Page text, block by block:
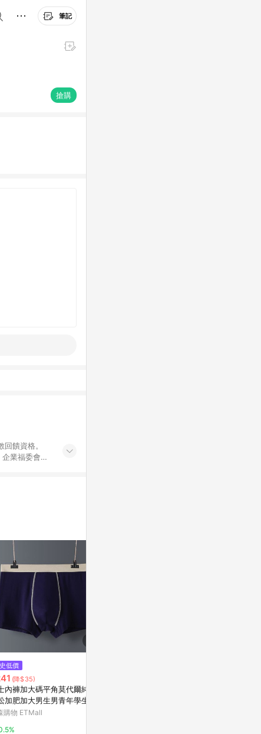
筆記
搶購
饋資格。
業福委會員
5. 點數回
訂單中同一
網頁標示為
訴，恕無法
件請依點數
低價
(降$35)
內褲加大碼平角莫代爾純棉
加肥加大男生男青年學生四
購物 ETMall